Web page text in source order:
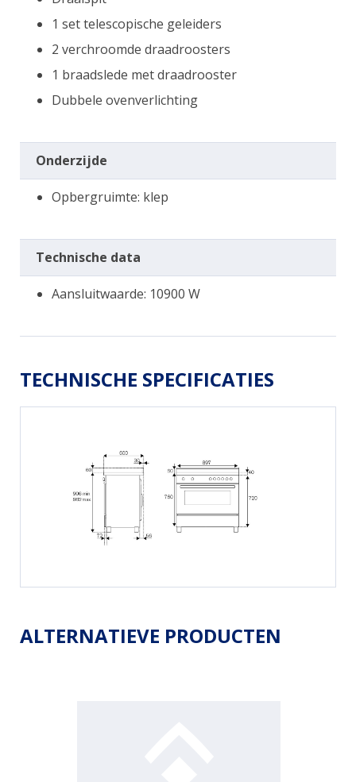
1 set telescopische geleiders
2 verchroomde draadroosters
1 braadslede met draadrooster
Dubbele ovenverlichting
Onderzijde
Opbergruimte: klep
Technische data
Aansluitwaarde: 10900 W
TECHNISCHE SPECIFICATIES
ALTERNATIEVE PRODUCTEN